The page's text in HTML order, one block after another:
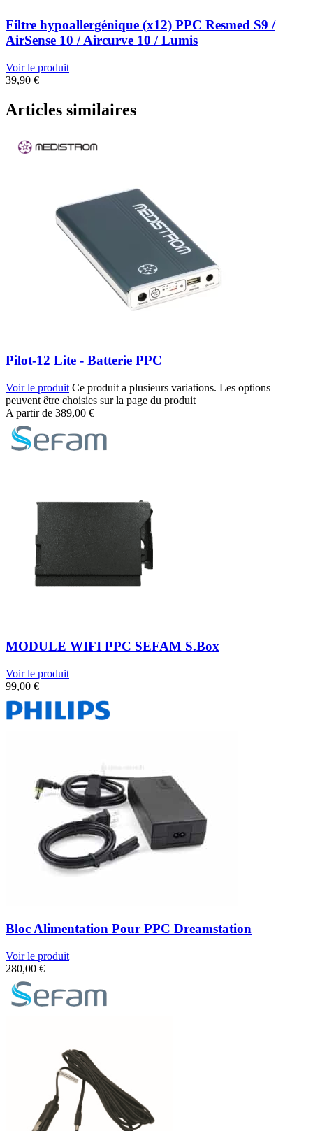
Filtre hypoallergénique (x12) PPC Resmed S9 /
AirSense 10 / Aircurve 10 / Lumis
Voir le produit
39,90 €
Articles similaires
Pilot-12 Lite - Batterie PPC
Voir le produit Ce produit a plusieurs variations. Les options
peuvent être choisies sur la page du produit
A partir de 389,00 €
MODULE WIFI PPC SEFAM S.Box
Voir le produit
99,00 €
Bloc Alimentation Pour PPC Dreamstation
Voir le produit
280,00 €